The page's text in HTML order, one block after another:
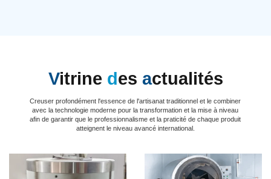
Vitrine des actualités
Creuser profondément l'essence de l'artisanat traditionnel et le combiner
avec la technologie moderne pour la transformation et la mise à niveau
afin de garantir que le professionnalisme et la praticité de chaque produit
atteignent le niveau avancé international.